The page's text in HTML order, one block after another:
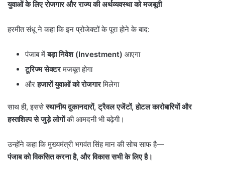
युवाओं के लिए रोजगार और राज्य की अर्थव्यवस्था को मजबूती
हरमीत संधू ने कहा कि इन प्रोजेक्टों के पूरा होने के बाद:
पंजाब मेंबड़ा निवेश (Investment) आएगा
टूरिज्म सेक्टरमजबूत होगा
औरहजारों युवाओं को रोजगारमिलेगा
साथ ही, इससेस्थानीय दुकानदारों,ट्रैवल एजेंटों,होटल कारोबारियों और
हस्तशिल्प से जुड़े लोगोंकी आमदनी भी बढ़ेगी।
उन्होंने कहा कि मुख्यमंत्री भगवंत सिंह मान की सोच साफ है—
पंजाब को विकसित करना है, और विकास सभी के लिए है।